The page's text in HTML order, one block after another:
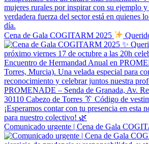
Cena de Gala COGITARM 2025
Comunicado urgente | Cena de Gala